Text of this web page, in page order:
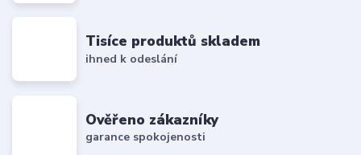
Tisíce produktů skladem
ihned k odeslání
Ověřeno zákazníky
garance spokojenosti